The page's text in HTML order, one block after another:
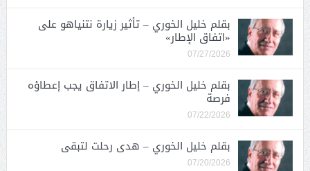
بقلم خليل الخوري – تأثير زيارة نتنياهو على
«اتفاق الإطار»
07/27/2026
بقلم خليل الخوري – إطار الاتفاق يجب إعطاؤه
فرصة
07/22/2026
بقلم خليل الخوري – هدى رحلت لتبقى
07/20/2026